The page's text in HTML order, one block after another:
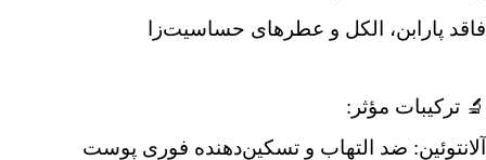
فاقد پارابن، الکل و عطرهای حساسیت‌زا
🔬 ترکیبات مؤثر:
آلانتوئین: ضد التهاب و تسکین‌دهنده فوری پوست